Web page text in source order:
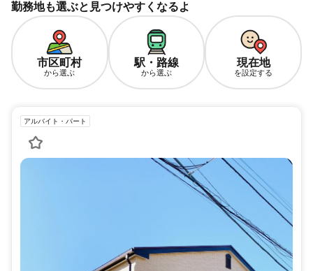
勤務地も選ぶと見つけやすくなるよ
市区町村
から選ぶ
駅・路線
から選ぶ
現在地
を設定する
アルバイト・パート